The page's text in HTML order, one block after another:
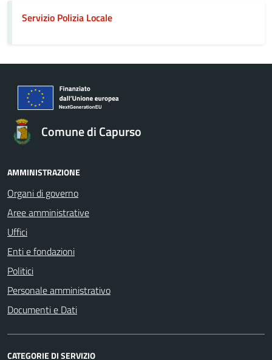
Servizio Polizia Locale
Comune di Capurso
AMMINISTRAZIONE
Organi di governo
Aree amministrative
Uffici
Enti e fondazioni
Politici
Personale amministrativo
Documenti e Dati
CATEGORIE DI SERVIZIO